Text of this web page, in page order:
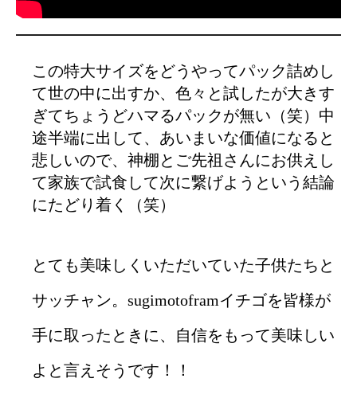
この特大サイズをどうやってパック詰めし
て世の中に出すか、色々と試したが大きす
ぎてちょうどハマるパックが無い（笑）中
途半端に出して、あいまいな価値になると
悲しいので、神棚とご先祖さんにお供えし
て家族で試食して次に繋げようという結論
にたどり着く（笑）
とても美味しくいただいていた子供たちと
サッチャン。sugimotoframイチゴを皆様が
手に取ったときに、自信をもって美味しい
よと言えそうです！！